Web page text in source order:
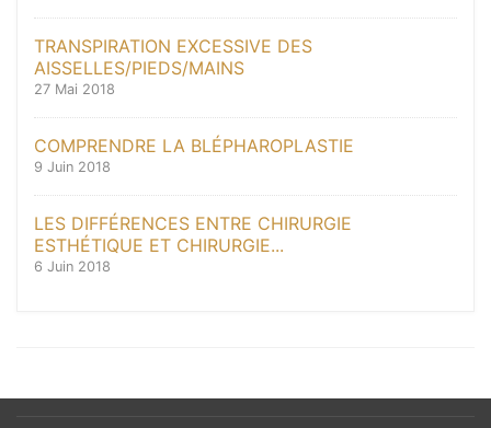
TRANSPIRATION EXCESSIVE DES
AISSELLES/PIEDS/MAINS
27 Mai 2018
COMPRENDRE LA BLÉPHAROPLASTIE
9 Juin 2018
LES DIFFÉRENCES ENTRE CHIRURGIE
ESTHÉTIQUE ET CHIRURGIE...
6 Juin 2018